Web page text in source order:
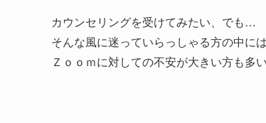
カウンセリングを受けてみたい、でも…
そんな風に迷っていらっしゃる方の中には
Ｚｏｏｍに対しての不安が大きい方も多